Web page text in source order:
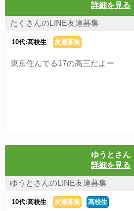
詳細を見る
たくさんのLINE友達募集
10代:高校生 友達募集
東京住んでる17の高三だよー
ゆうとさん
詳細を見る
ゆうとさんのLINE友達募集
10代:高校生 友達募集 高校生